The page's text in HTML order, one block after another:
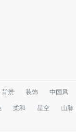
背景 装饰 中国风
柔和 星空 山脉